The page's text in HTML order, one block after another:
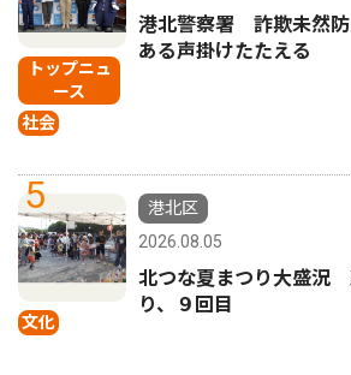
トップニュ
ース
社会
港北警察署 詐欺未然
ある声掛けたたえる
5
文化
港北区
2026.08.05
北つな夏まつり大盛況
り、９回目